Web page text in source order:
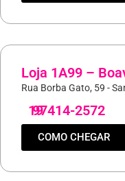
Loja 1A99 –
Rua Borba Gato, 59 -
19
97414-2572
COMO CHEGAR